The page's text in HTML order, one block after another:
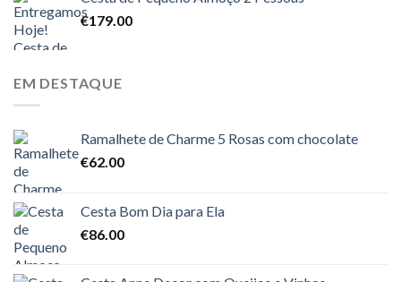
€179.00
EM DESTAQUE
Ramalhete de Charme 5 Rosas com chocolate
€62.00
Cesta Bom Dia para Ela
€86.00